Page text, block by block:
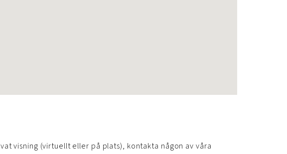
visning (virtuellt eller på plats), kontakta någon av våra